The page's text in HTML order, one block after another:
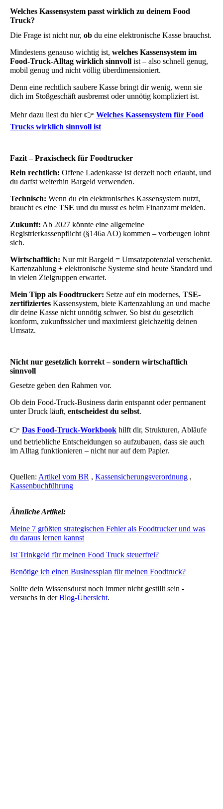
Welches Kassensystem passt wirklich zu deinem Food
Truck?
Die Frage ist nicht nur, ob du eine elektronische Kasse brauchst.
Mindestens genauso wichtig ist, welches Kassensystem im
Food-Truck-Alltag wirklich sinnvoll ist – also schnell genug,
mobil genug und nicht völlig überdimensioniert.
Denn eine rechtlich saubere Kasse bringt dir wenig, wenn sie
dich im Stoßgeschäft ausbremst oder unnötig kompliziert ist.
Mehr dazu liest du hier 👉 Welches Kassensystem für Food
Trucks wirklich sinnvoll ist
Fazit – Praxischeck für Foodtrucker
Rein rechtlich: Offene Ladenkasse ist derzeit noch erlaubt, und
du darfst weiterhin Bargeld verwenden.
Technisch: Wenn du ein elektronisches Kassensystem nutzt,
braucht es eine TSE und du musst es beim Finanzamt melden.
Zukunft: Ab 2027 könnte eine allgemeine
Registrierkassenpflicht (§146a AO) kommen – vorbeugen lohnt
sich.
Wirtschaftlich: Nur mit Bargeld = Umsatzpotenzial verschenkt.
Kartenzahlung + elektronische Systeme sind heute Standard und
in vielen Zielgruppen erwartet.
Mein Tipp als Foodtrucker: Setze auf ein modernes, TSE-
zertifiziertes Kassensystem, biete Kartenzahlung an und mache
dir deine Kasse nicht unnötig schwer. So bist du gesetzlich
konform, zukunftssicher und maximierst gleichzeitig deinen
Umsatz.
Nicht nur gesetzlich korrekt – sondern wirtschaftlich
sinnvoll
Gesetze geben den Rahmen vor.
Ob dein Food-Truck-Business darin entspannt oder permanent
unter Druck läuft, entscheidest du selbst.
👉 Das Food-Truck-Workbook hilft dir, Strukturen, Abläufe
und betriebliche Entscheidungen so aufzubauen, dass sie auch
im Alltag funktionieren – nicht nur auf dem Papier.
Quellen: Artikel vom BR , Kassensicherungsverordnung ,
Kassenbuchführung
Ähnliche Artikel:
Meine 7 größten strategischen Fehler als Foodtrucker und was
du daraus lernen kannst
Ist Trinkgeld für meinen Food Truck steuerfrei?
Benötige ich einen Businessplan für meinen Foodtruck?
Sollte dein Wissensdurst noch immer nicht gestillt sein -
versuchs in derBlog-Übersicht.